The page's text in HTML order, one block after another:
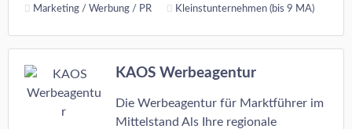
Marketing / Werbung / PR
Kleinstunternehmen (bis 9 MA)
KAOS Werbeagentur
Die Werbeagentur für Marktführer im
Mittelstand Als Ihre regionale